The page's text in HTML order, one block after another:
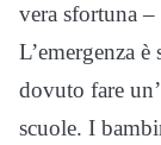
vera sfortuna
L’emergenza
dovuto fare
scuole. I